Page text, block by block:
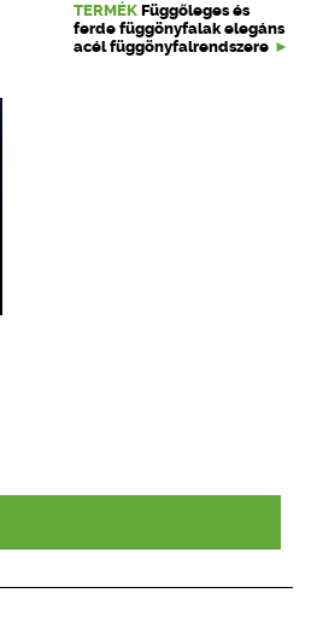
TERMÉK Függőleges és
ferde függönyfalak elegáns
acél függönyfalrendszere